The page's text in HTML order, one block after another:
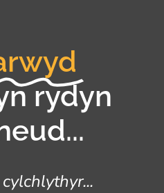
rydyn